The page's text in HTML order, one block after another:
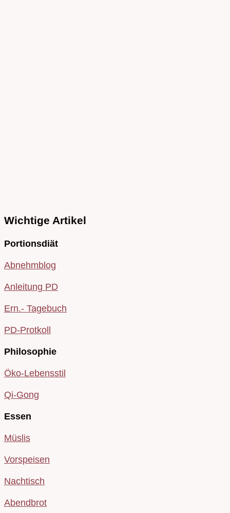
Wichtige Artikel
Portionsdiät
Abnehmblog
Anleitung PD
Ern.- Tagebuch
PD-Protkoll
Philosophie
Öko-Lebensstil
Qi-Gong
Essen
Müslis
Vorspeisen
Nachtisch
Abendbrot